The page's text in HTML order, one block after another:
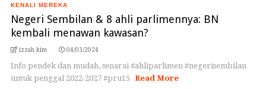
KENALI MEREKA
Negeri Sembilan & 8 ahli parlimennya: BN
kembali menawan kawasan?
izzah kim 04/03/2024
Info pendek dan mudah, senarai #ahliparlimen #negerisembilan
untuk penggal 2022-2027 #pru15 Read More